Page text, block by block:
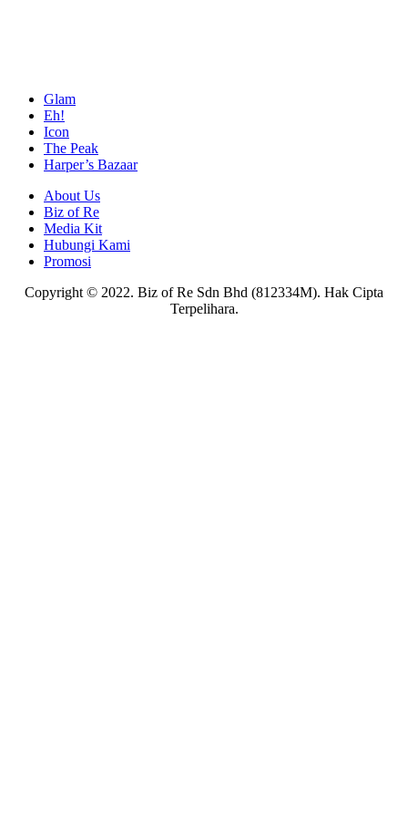
Glam
Eh!
Icon
The Peak
Harper’s Bazaar
About Us
Biz of Re
Media Kit
Hubungi Kami
Promosi
Copyright © 2022. Biz of Re Sdn Bhd (812334M). Hak Cipta
Terpelihara.